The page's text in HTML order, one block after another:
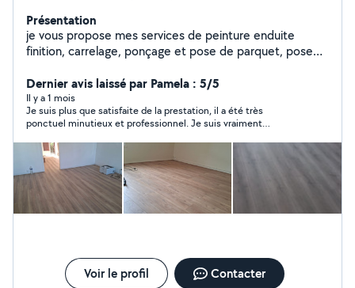
Présentation
je vous propose mes services de peinture enduite
finition, carrelage, ponçage et pose de parquet, pose
lino dalles pvc moquette. je parle un peu français mais
surtout en anglais ,
Dernier avis laissé par Pamela : 5/5
Il y a 1 mois
Je suis plus que satisfaite de la prestation, il a été très
ponctuel minutieux et professionnel. Je suis vraiment
Un grand merci à Syed. Je le solliciterai de nouveau et je le
recommande !!!
Voir le profil Contacter